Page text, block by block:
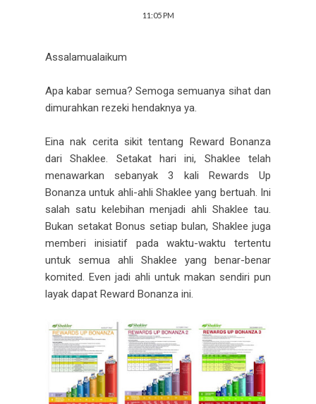
11:05 PM
Assalamualaikum
Apa kabar semua? Semoga semuanya sihat dan
dimurahkan rezeki hendaknya ya.
Eina nak cerita sikit tentang Reward Bonanza
dari Shaklee. Setakat hari ini, Shaklee telah
menawarkan sebanyak 3 kali Rewards Up
Bonanza untuk ahli-ahli Shaklee yang bertuah. Ini
salah satu kelebihan menjadi ahli Shaklee tau.
Bukan setakat Bonus setiap bulan, Shaklee juga
memberi inisiatif pada waktu-waktu tertentu
untuk semua ahli Shaklee yang benar-benar
komited. Even jadi ahli untuk makan sendiri pun
layak dapat Reward Bonanza ini.